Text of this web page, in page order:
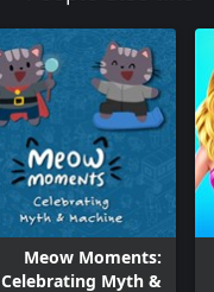
Meow Moments:
Celebrating Myth &